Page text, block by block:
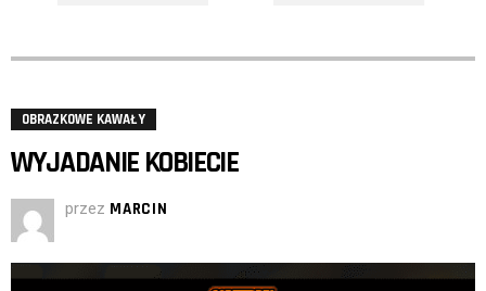
OBRAZKOWE KAWAŁY
WYJADANIE KOBIECIE
przez MARCIN